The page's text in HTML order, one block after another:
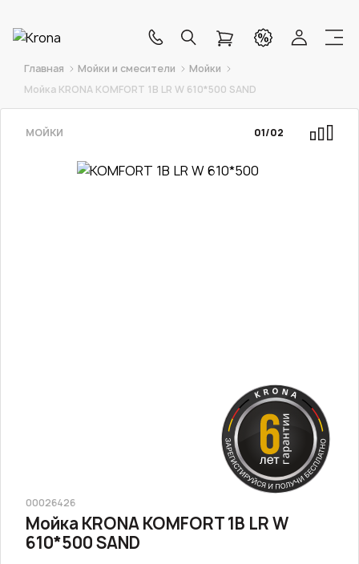
Главная Мойки и смесители
Мойки
Мойка KRONA KOMFORT 1B LR W 610*500 SAND
МОЙКИ 01/02
00026426
Мойка KRONA KOMFORT 1B LR W
610*500 SAND